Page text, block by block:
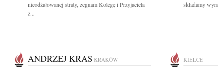
nieodżałowanej straty, żegnam Kolegę i Przyjaciela
z...
składamy
ANDRZEJ KRAS KRAKÓW KIELCE